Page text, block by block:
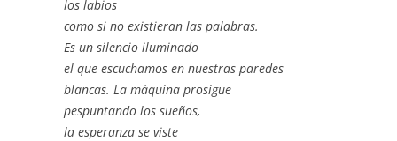
los labios
como si no existieran las palabras.
Es un silencio iluminado
el que escuchamos en nuestras paredes
blancas. La máquina prosigue
pespuntando los sueños,
la esperanza se viste